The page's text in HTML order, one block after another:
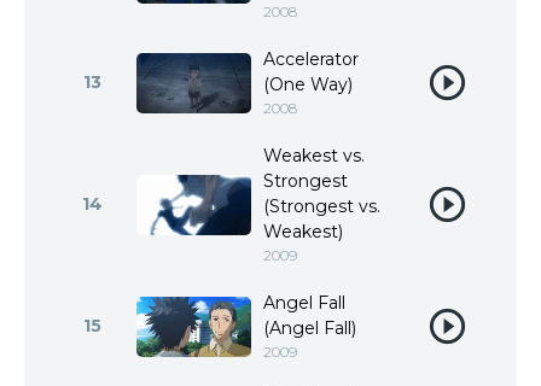
2008
13
Accelerator
(One Way)
2008
14
Weakest vs.
Strongest
(Strongest vs.
Weakest)
2009
15
Angel Fall
(Angel Fall)
2009